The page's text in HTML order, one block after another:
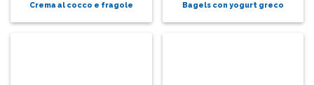
Crema al cocco e fragole Bagels con yogurt greco